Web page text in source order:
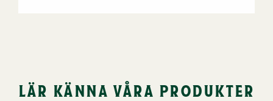
lär känna våra produkter